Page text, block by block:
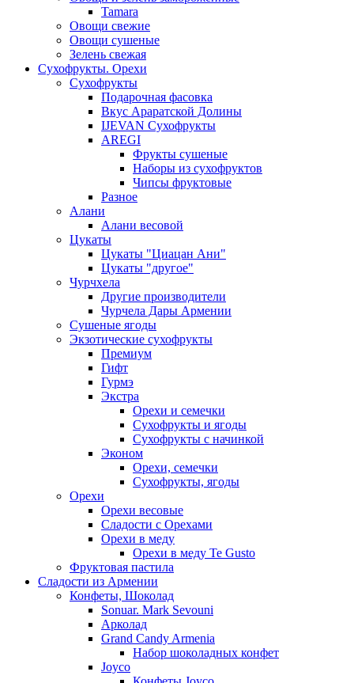
Tamara
Овощи свежие
Овощи сушеные
Зелень свежая
Сухофрукты. Орехи
Сухофрукты
Подарочная фасовка
Вкус Араратской Долины
IJEVAN Сухофрукты
AREGI
Фрукты сушеные
Наборы из сухофруктов
Чипсы фруктовые
Разное
Алани
Алани весовой
Цукаты
Цукаты "Циацан Ани"
Цукаты "другое"
Чурчхела
Другие производители
Чурчела Дары Армении
Сушеные ягоды
Экзотические сухофрукты
Премиум
Гифт
Гурмэ
Экстра
Орехи и семечки
Сухофрукты и ягоды
Сухофрукты с начинкой
Эконом
Орехи, семечки
Сухофрукты, ягоды
Орехи
Орехи весовые
Сладости с Орехами
Орехи в меду
Орехи в меду Te Gusto
Фруктовая пастила
Сладости из Армении
Конфеты, Шоколад
Sonuar. Mark Sevouni
Арколад
Grand Candy Armenia
Набор шоколадных конфет
Joyco